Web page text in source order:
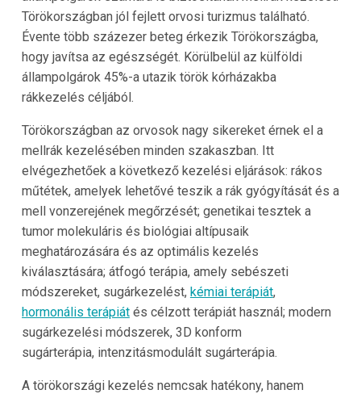
Törökországban jól fejlett orvosi turizmus található.
Évente több százezer beteg érkezik Törökországba,
hogy javítsa az egészségét. Körülbelül az külföldi
állampolgárok 45%-a utazik török kórházakba
rákkezelés céljából.
Törökországban az orvosok nagy sikereket érnek el a
mellrák kezelésében minden szakaszban. Itt
elvégezhetőek a következő kezelési eljárások: rákos
műtétek, amelyek lehetővé teszik a rák gyógyítását és a
mell vonzerejének megőrzését; genetikai tesztek a
tumor molekuláris és biológiai altípusaik
meghatározására és az optimális kezelés
kiválasztására; átfogó terápia, amely sebészeti
módszereket, sugárkezelést, kémiai terápiát,
hormonális terápiátés célzott terápiát használ; modern
sugárkezelési módszerek, 3D konform
sugárterápia, intenzitásmodulált sugárterápia.
A törökországi kezelés nemcsak hatékony, hanem